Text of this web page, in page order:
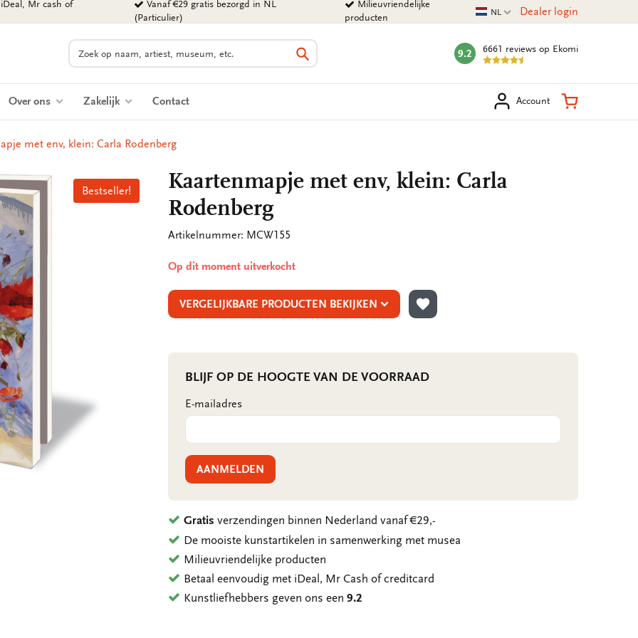
Mr cash of
Vanaf €29 gratis bezorgd in NL
(Particulier)
Milieuvriendelijke
producten
Huidige taal
NL Dealer login
Zoeken
Zoeken
mark:
9.2 6661 reviews op Ekomi
Over ons Zakelijk Contact Account Winkelmand
met env, klein: Carla Rodenberg
Bestseller!
Bestseller!
Kaartenmapje met env, klein: Carla
Rodenberg
Artikelnummer: MCW155
Op dit moment uitverkocht
VERGELIJKBARE PRODUCTEN BEKIJKEN
TOEVOEGEN AAN VERLANGLIJST
BLIJF OP DE HOOGTE VAN DE VOORRAAD
E-mailadres
AANMELDEN
Gratis verzendingen binnen Nederland vanaf €29,-
De mooiste kunstartikelen in samenwerking met musea
Milieuvriendelijke producten
Betaal eenvoudig met iDeal, Mr Cash of creditcard
Kunstliefhebbers geven ons een9.2